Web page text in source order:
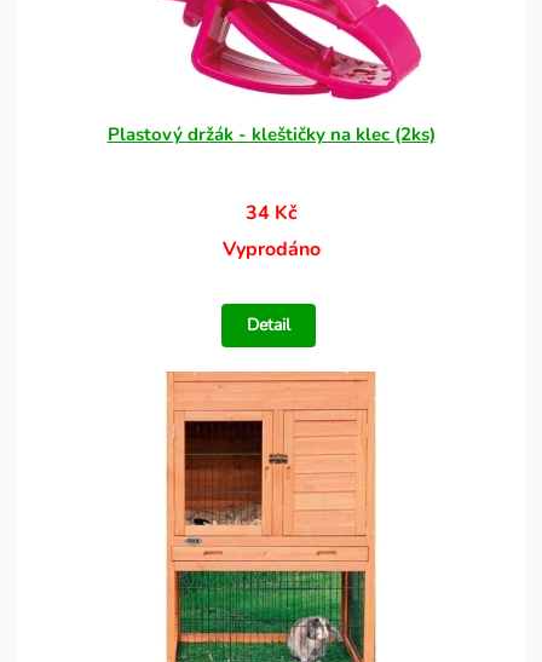
Plastový držák - kleštičky na klec (2ks)
34 Kč
Vyprodáno
Detail